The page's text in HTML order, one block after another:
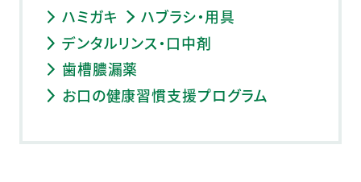
ハミガキ
ハブラシ・用具
デンタルリンス・口中剤
歯槽膿漏薬
お口の健康習慣支援プログラム